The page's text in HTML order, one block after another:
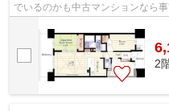
でいるのかも中古マンションなら
件です。エレベーターが2基ある物
2